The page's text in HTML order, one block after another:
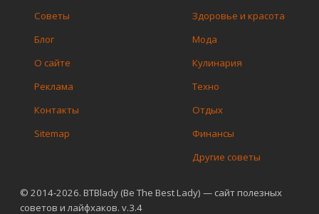
© 2014-2026. BTBlady (Be The Best Lady) — сайт полезных
советов и лайфхаков. v.3.4
Советы
Блог
О сайте
Реклама
Контакты
Sitemap
Здоровье и красота
Мода
Кулинария
Техно
Отдых
Финансы
Другие советы